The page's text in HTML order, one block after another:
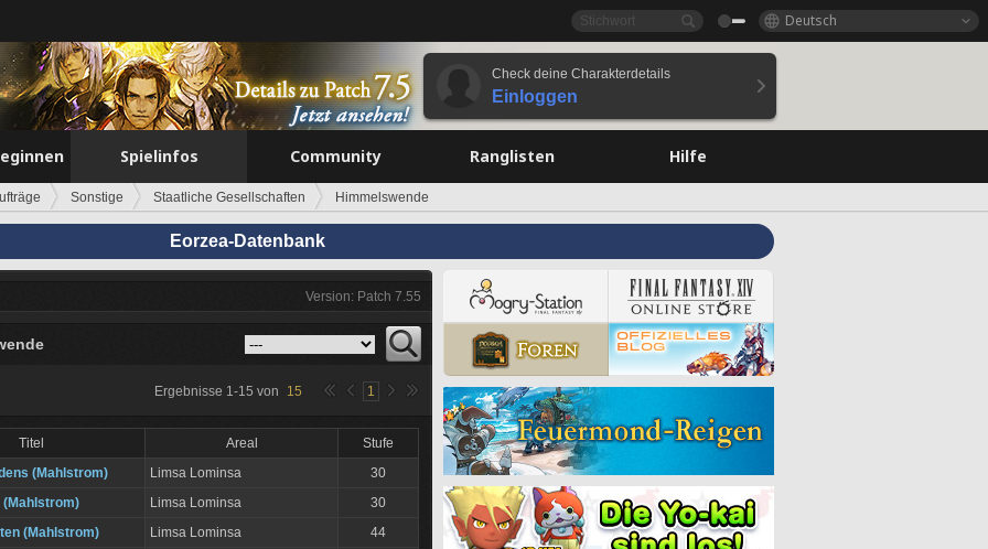
Deutsch
Check deine Charakterdetails
Einloggen
Spielinfos Community Ranglisten Hilfe
Sonstige Staatliche Gesellschaften Himmelswende
Eorzea-Datenbank
Version: Patch 7.55
Ergebnisse 1-15 von 15 1
Titel Areal
Stufe
(Mahlstrom)
Limsa Lominsa
30
(Mahlstrom)
Limsa Lominsa
30
(Mahlstrom)
Limsa Lominsa
44